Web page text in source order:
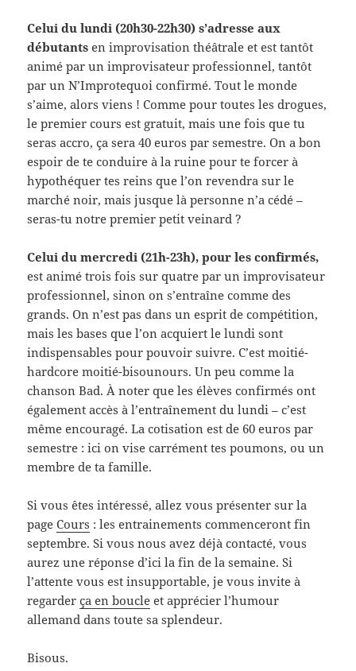
Celui du lundi (20h30-22h30) s’adresse aux
débutants en improvisation théâtrale et est tantôt
animé par un improvisateur professionnel, tantôt
par un N’Improtequoi confirmé. Tout le monde
s’aime, alors viens ! Comme pour toutes les drogues,
le premier cours est gratuit, mais une fois que tu
seras accro, ça sera 40 euros par semestre. On a bon
espoir de te conduire à la ruine pour te forcer à
hypothéquer tes reins que l’on revendra sur le
marché noir, mais jusque là personne n’a cédé –
seras-tu notre premier petit veinard ?
Celui du mercredi (21h-23h), pour les confirmés,
est animé trois fois sur quatre par un improvisateur
professionnel, sinon on s’entraîne comme des
grands. On n’est pas dans un esprit de compétition,
mais les bases que l’on acquiert le lundi sont
indispensables pour pouvoir suivre. C’est moitié-
hardcore moitié-bisounours. Un peu comme la
chanson Bad. À noter que les élèves confirmés ont
également accès à l’entraînement du lundi – c’est
même encouragé. La cotisation est de 60 euros par
semestre : ici on vise carrément tes poumons, ou un
membre de ta famille.
Si vous êtes intéressé, allez vous présenter sur la
pageCours : les entrainements commenceront fin
septembre. Si vous nous avez déjà contacté, vous
aurez une réponse d’ici la fin de la semaine. Si
l’attente vous est insupportable, je vous invite à
regarderça en boucle et apprécier l’humour
allemand dans toute sa splendeur.
Bisous.